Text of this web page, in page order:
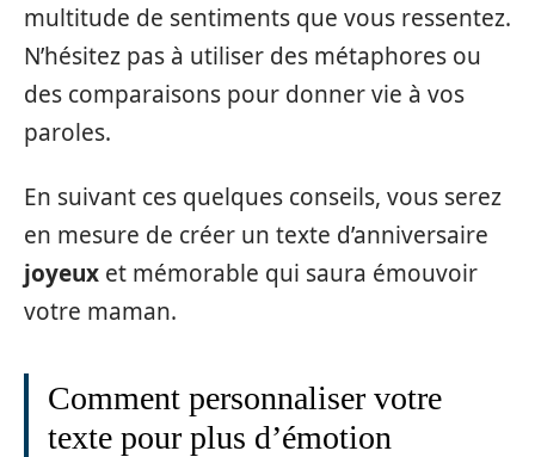
multitude de sentiments que vous ressentez.
N’hésitez pas à utiliser des métaphores ou
des comparaisons pour donner vie à vos
paroles.
En suivant ces quelques conseils, vous serez
en mesure de créer un texte d’anniversaire
joyeux et mémorable qui saura émouvoir
votre maman.
Comment personnaliser votre
texte pour plus d’émotion